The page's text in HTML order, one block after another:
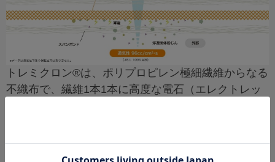
トレミクロン®は、ポリプロピレン極細繊維からなる
不織布で、繊維1本1本に高度な電石（エレクトレッ
し吸着させます。